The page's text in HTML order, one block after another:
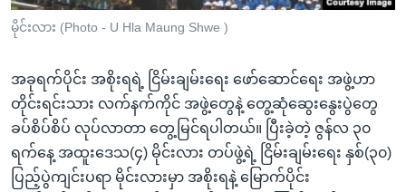
သို့
ကျော်
ရန်
ရှာဖွေ
ရန်
နေရာ
ဗွီအိုအေ လူမှုကွန်ယက်များ
ဘာသာစကားများ
မိုင်းလား (Photo - U Hla Maung Shwe )
အခုရက်ပိုင်း အစိုးရရဲ့ ငြိမ်းချမ်းရေး ဖော်ဆောင်ရေး အဖွဲ့ဟာ
တိုင်းရင်းသား လက်နက်ကိုင် အဖွဲ့တွေနဲ့ တွေ့ဆုံဆွေးနွေးပွဲတွေ
ခပ်စိပ်စိပ် လုပ်လာတာ တွေ့မြင်ရပါတယ်။ ပြီးခဲ့တဲ့ ဇွန်လ ၃၀
ရက်နေ့ အထူးဒေသ(၄) မိုင်းလား တပ်ဖွဲ့ရဲ့ ငြိမ်းချမ်းရေး နှစ်(၃၀)
ပြည့်ပွဲကျင်းပရာ မိုင်းလားမှာ အစိုးရနဲ့ မြောက်ပိုင်း